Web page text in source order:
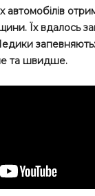
Їх вдалось
та швидше.